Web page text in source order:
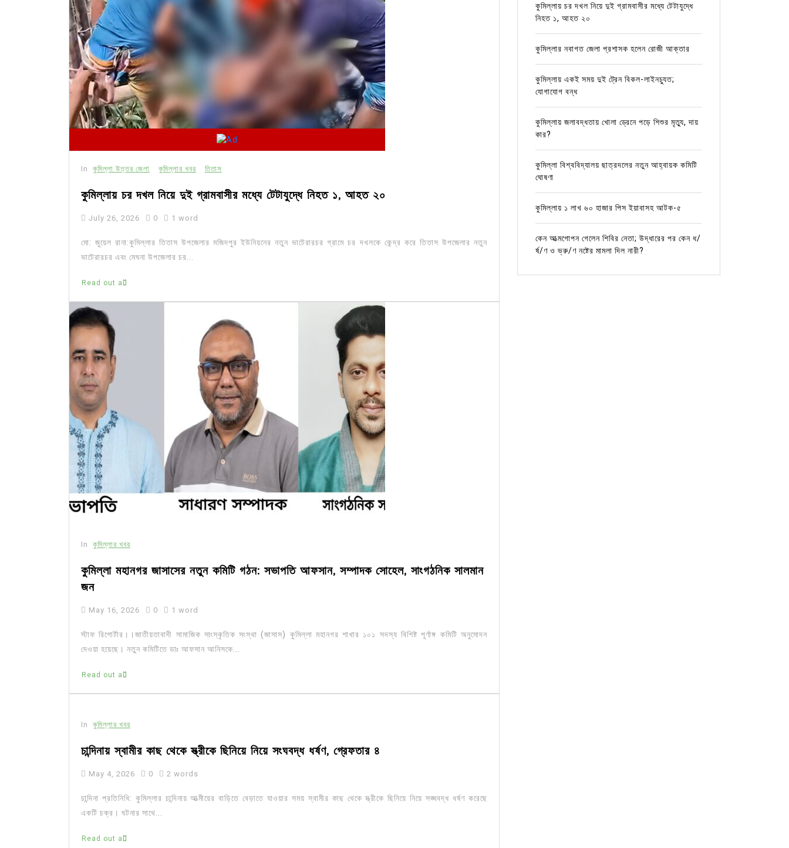
In কুমিল্লা উত্তর জেলা কুমিল্লার খবর তিতাস
কুমিল্লায় চর দখল নিয়ে দুই গ্রামবাসীর মধ্যে টেটাযুদ্ধে নিহত ১, আহত ২০
July 26, 2026 0 1 word
মো: জুয়েল রানা:কুমিল্লার তিতাস উপজেলার মজিদপুর ইউনিয়নের নতুন ভাটেরারচর গ্রামে চর দখলকে কেন্দ্র করে তিতাস উপজেলার নতুন
ভাটেরারচর এবং মেঘনা উপজেলার চর...
Read out all
In কুমিল্লার খবর
কুমিল্লা মহানগর জাসাসের নতুন কমিটি গঠন: সভাপতি আফসান, সম্পাদক সোহেল, সাংগঠনিক সালমান
জন
May 16, 2026 0 1 word
স্টাফ রিপোর্টার।।জাতীয়তাবাদী সামাজিক সাংস্কৃতিক সংস্থা (জাসাস) কুমিল্লা মহানগর শাখার ১০১ সদস্য বিশিষ্ট পূর্ণাঙ্গ কমিটি অনুমোদন
দেওয়া হয়েছে। নতুন কমিটিতে ডাঃ আফসান আনিসকে...
Read out all
In কুমিল্লার খবর
চান্দিনায় স্বামীর কাছ থেকে স্ত্রীকে ছিনিয়ে নিয়ে সংঘবদ্ধ ধর্ষণ, গ্রেফতার ৪
May 4, 2026 0 2 words
চান্দিনা প্রতিনিধি: কুমিল্লার চান্দিনায় আত্মীয়ের বাড়িতে বেড়াতে যাওয়ার সময় স্বামীর কাছ থেকে স্ত্রীকে ছিনিয়ে নিয়ে সঙ্ঘবদ্ধ ধর্ষণ করেছে
একটি চক্র। ঘটনার সাথে...
Read out all
কুমিল্লায় চর দখল নিয়ে দুই গ্রামবাসীর মধ্যে টেটাযুদ্ধে
নিহত ১, আহত ২০
কুমিল্লার নবাগত জেলা প্রশাসক হলেন রোজী আক্তার
কুমিল্লায় একই সময় দুই ট্রেন বিকল-লাইনচ্যুত;
যোগাযোগ বন্ধ
কুমিল্লায় জলাবদ্ধতায় খোলা ড্রেনে পড়ে শিশুর মৃত্যু, দায়
কার?
কুমিল্লা বিশ্ববিদ্যালয় ছাত্রদলের নতুন আহ্বায়ক কমিটি
ঘোষণা
কুমিল্লায় ১ লাখ ৬০ হাজার পিস ইয়াবাসহ আটক-৫
কেন আত্মগোপন গেলেন শিবির নেতা; উদ্ধারের পর কেন ধ/
র্ষ/ণ ও ভ্রু/ণ নষ্টের মামলা দিল নারী?